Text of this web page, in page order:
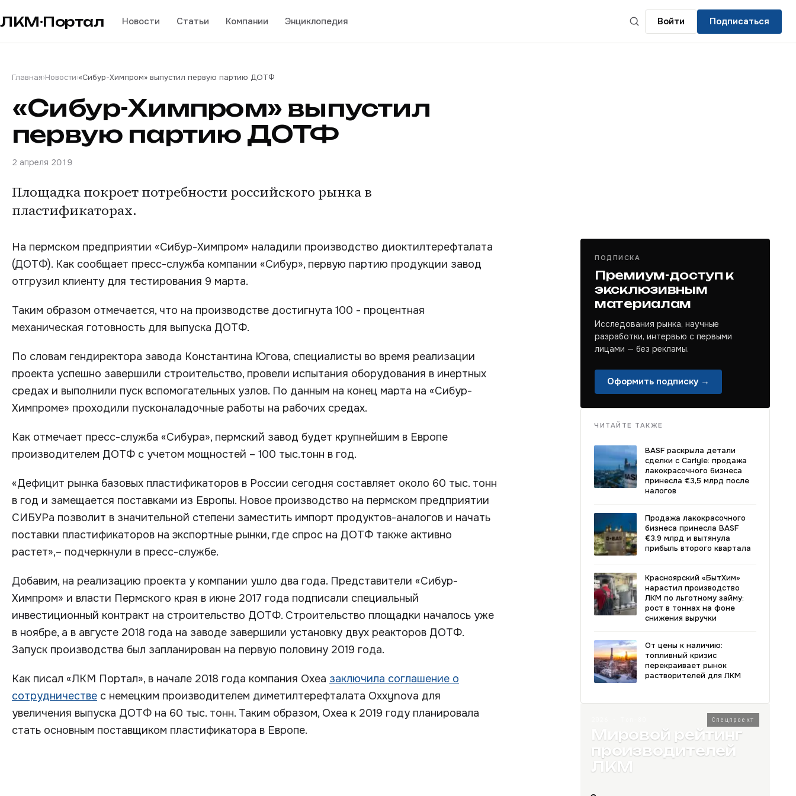
ЛКМ·Портал Новости Статьи Компании Энциклопедия Войти Подписаться
Главная›Новости›«Сибур-Химпром» выпустил первую партию ДОТФ
«Сибур-Химпром» выпустил
первую партию ДОТФ
2 апреля 2019
Площадка покроет потребности российского рынка в
пластификаторах.
На пермском предприятии «Сибур-Химпром» наладили производство диоктилтерефталата
(ДОТФ). Как сообщает пресс-служба компании «Сибур», первую партию продукции завод
отгрузил клиенту для тестирования 9 марта.
Таким образом отмечается, что на производстве достигнута 100 - процентная
механическая готовность для выпуска ДОТФ.
По словам гендиректора завода Константина Югова, специалисты во время реализации
проекта успешно завершили строительство, провели испытания оборудования в инертных
средах и выполнили пуск вспомогательных узлов. По данным на конец марта на «Сибур-
Химпроме» проходили пусконаладочные работы на рабочих средах.
Как отмечает пресс-служба «Сибура», пермский завод будет крупнейшим в Европе
производителем ДОТФ с учетом мощностей – 100 тыс.тонн в год.
«Дефицит рынка базовых пластификаторов в России сегодня составляет около 60 тыс. тонн
в год и замещается поставками из Европы. Новое производство на пермском предприятии
СИБУРа позволит в значительной степени заместить импорт продуктов-аналогов и начать
поставки пластификаторов на экспортные рынки, где спрос на ДОТФ также активно
растет»,– подчеркнули в пресс-службе.
Добавим, на реализацию проекта у компании ушло два года. Представители «Сибур-
Химпром» и власти Пермского края в июне 2017 года подписали специальный
инвестиционный контракт на строительство ДОТФ. Строительство площадки началось уже
в ноябре, а в августе 2018 года на заводе завершили установку двух реакторов ДОТФ.
Запуск производства был запланирован на первую половину 2019 года.
Как писал «ЛКМ Портал», в начале 2018 года компания Oxea заключила соглашение о
сотрудничестве с немецким производителем диметилтерефталата Oxxynova для
увеличения выпуска ДОТФ на 60 тыс. тонн. Таким образом, Oxea к 2019 году планировала
стать основным поставщиком пластификатора в Европе.
ПОДПИСКА
Премиум-доступ к
эксклюзивным
материалам
Исследования рынка, научные
разработки, интервью с первыми
лицами — без рекламы.
Оформить подписку →
ЧИТАЙТЕ ТАКЖЕ
BASF раскрыла детали
сделки с Carlyle: продажа
лакокрасочного бизнеса
принесла €3,5 млрд после
налогов
Продажа лакокрасочного
бизнеса принесла BASF
€3,9 млрд и вытянула
прибыль второго квартала
Красноярский «БытХим»
нарастил производство
ЛКМ по льготному займу:
рост в тоннах на фоне
снижения выручки
От цены к наличию:
топливный кризис
перекраивает рынок
растворителей для ЛКМ
Спецпроект
Мировой рейтинг
производителей
ЛКМ